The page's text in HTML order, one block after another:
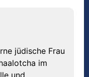
jüdische Frau
im